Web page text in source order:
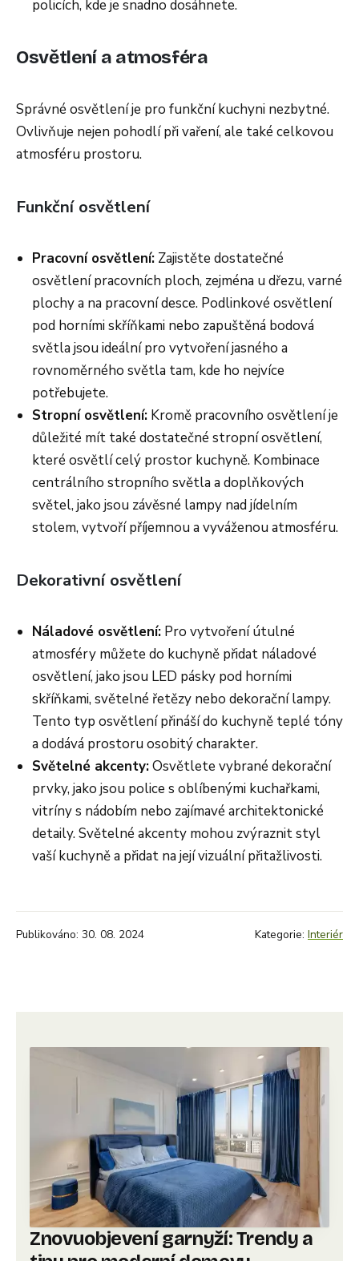
policích, kde je snadno dosáhnete.
Osvětlení a atmosféra
Správné osvětlení je pro funkční kuchyni nezbytné.
Ovlivňuje nejen pohodlí při vaření, ale také celkovou
atmosféru prostoru.
Funkční osvětlení
Pracovní osvětlení: Zajistěte dostatečné
osvětlení pracovních ploch, zejména u dřezu, varné
plochy a na pracovní desce. Podlinkové osvětlení
pod horními skříňkami nebo zapuštěná bodová
světla jsou ideální pro vytvoření jasného a
rovnoměrného světla tam, kde ho nejvíce
potřebujete.
Stropní osvětlení: Kromě pracovního osvětlení je
důležité mít také dostatečné stropní osvětlení,
které osvětlí celý prostor kuchyně. Kombinace
centrálního stropního světla a doplňkových
světel, jako jsou závěsné lampy nad jídelním
stolem, vytvoří příjemnou a vyváženou atmosféru.
Dekorativní osvětlení
Náladové osvětlení: Pro vytvoření útulné
atmosféry můžete do kuchyně přidat náladové
osvětlení, jako jsou LED pásky pod horními
skříňkami, světelné řetězy nebo dekorační lampy.
Tento typ osvětlení přináší do kuchyně teplé tóny
a dodává prostoru osobitý charakter.
Světelné akcenty:Osvětlete vybrané dekorační
prvky, jako jsou police s oblíbenými kuchařkami,
vitríny s nádobím nebo zajímavé architektonické
detaily. Světelné akcenty mohou zvýraznit styl
vaší kuchyně a přidat na její vizuální přitažlivosti.
Publikováno: 30. 08. 2024 Kategorie: Interiér
Znovuobjevení garnyží: Trendy a